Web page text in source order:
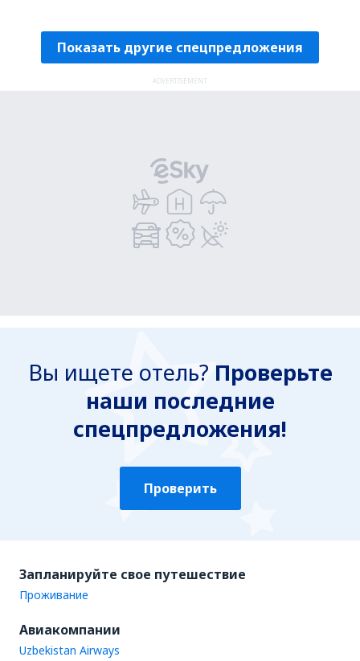
Показать другие спецпредложения
ADVERTISEMENT
Вы ищете отель? Проверьте
наши последние
спецпредложения!
Проверить
Запланируйте свое путешествие
Проживание
Авиакомпании
Uzbekistan Airways